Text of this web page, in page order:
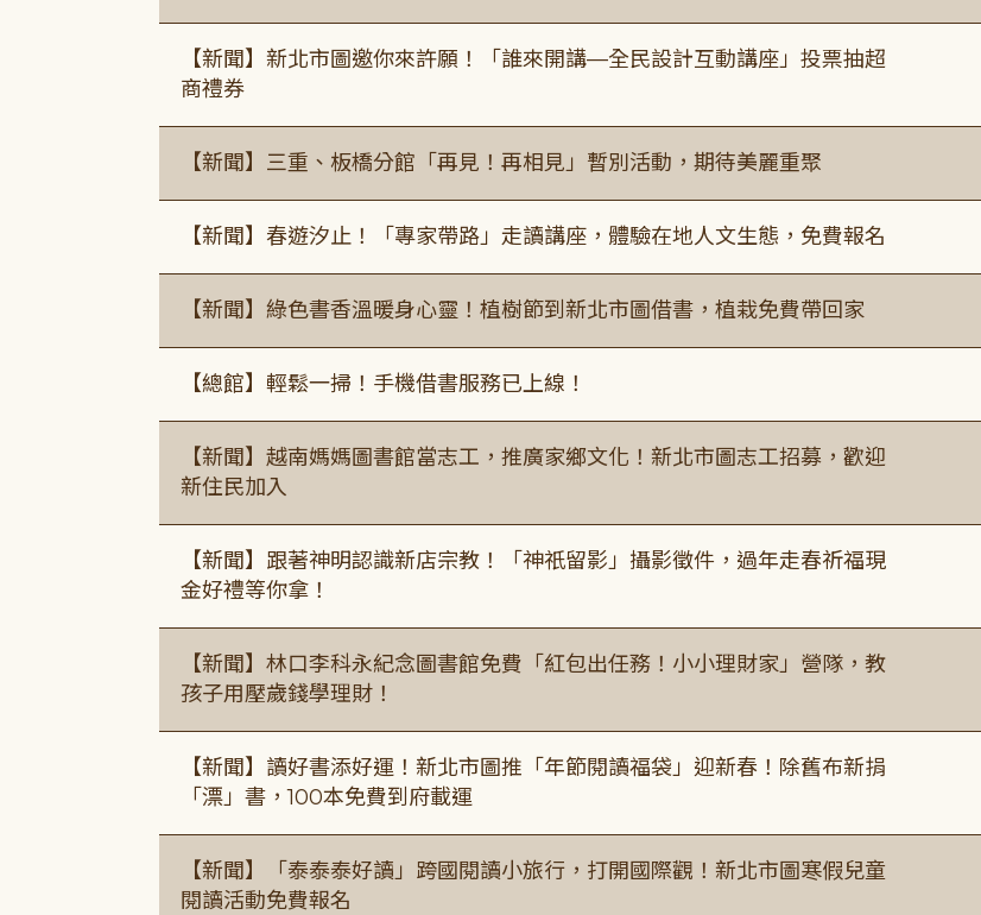
【新聞】新北市圖邀你來許願！「誰來開講—全民設計互動講座」投票抽超
商禮券
【新聞】三重、板橋分館「再見！再相見」暫別活動，期待美麗重聚
【新聞】春遊汐止！「專家帶路」走讀講座，體驗在地人文生態，免費報名
【新聞】綠色書香溫暖身心靈！植樹節到新北市圖借書，植栽免費帶回家
【總館】輕鬆一掃！手機借書服務已上線！
【新聞】越南媽媽圖書館當志工，推廣家鄉文化！新北市圖志工招募，歡迎
新住民加入
【新聞】跟著神明認識新店宗教！「神祇留影」攝影徵件，過年走春祈福現
金好禮等你拿！
【新聞】林口李科永紀念圖書館免費「紅包出任務！小小理財家」營隊，教
孩子用壓歲錢學理財！
【新聞】讀好書添好運！新北市圖推「年節閱讀福袋」迎新春！除舊布新捐
「漂」書，100本免費到府載運
【新聞】「泰泰泰好讀」跨國閱讀小旅行，打開國際觀！新北市圖寒假兒童
閱讀活動免費報名